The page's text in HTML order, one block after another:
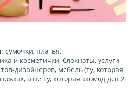
: сумочки, платья,
и косметички, блокноты, услуги
дизайнеров, мебель (ту, которая
а не ту, которая «комод дсп 2